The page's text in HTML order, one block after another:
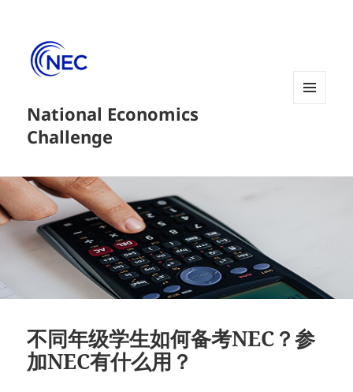
National Economics
Challenge
不同年级学生如何备考NEC？参
加NEC有什么用？